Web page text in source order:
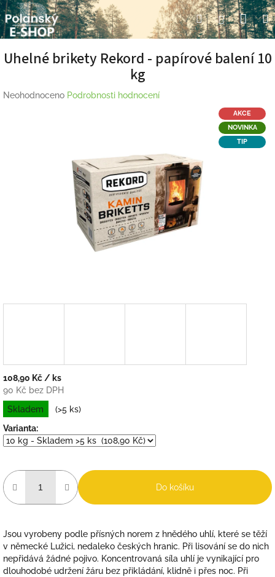
Přejít
na
obsah
HledatPřihlášení
Uhelné brikety Rekord - papírové balení 10
kg
Průměrné
Neohodnoceno Podrobnosti hodnocení
AKCE
NOVINKA
TIP
108,90 Kč / ks
90 Kč bez DPH
Měrná
cena:
Skladem
(>5 ks)
Varianta:
Do košíku
Jsou vyrobeny podle přísných norem z hnědého uhlí, které se těží
v německé Lužici, nedaleko českých hranic. Při lisování se do nich
nepřidává žádné pojivo. Koncentrovaná síla uhlí je vynikající pro
dlouhodobé udržení žáru bez přikládání, klidně i přes noc. Při